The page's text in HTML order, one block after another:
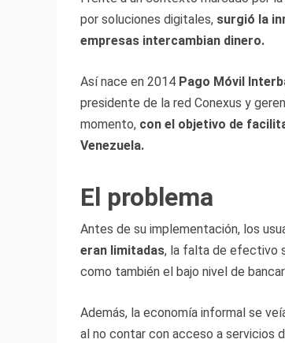
por soluciones digitales, surgió la
empresas intercambian dinero.
Así nace en 2014 Pago Móvil
presidente de la red Conexus y
momento, con el objetivo de
Venezuela.
El problema
Antes de su implementación, los
eran limitadas, la falta de efectivo
como también el bajo nivel de
Además, la economía informal se
al no contar con acceso a servicios